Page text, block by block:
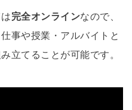
完全オンラインなので、
事や授業・アルバイトと
立てることが可能です。